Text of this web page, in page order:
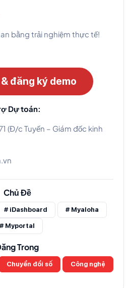
bằng trải nghiệm thực tế!
đăng ký demo
Dự toán:
(Đ/c Tuyến – Giám đốc kinh
Chủ Đề
# iDashboard # Myaloha
# Myportal
Trong
Chuyển đổi số Công nghệ